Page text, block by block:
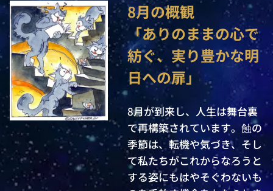
8月の概観
「ありのままの心で
紡ぐ、実り豊かな明
日への扉」
8月が到来し、人生は舞台裏
で再構築されています。蝕の
季節は、転機や気づき、そし
て私たちがこれからなろうと
する姿にもはやそぐわないも